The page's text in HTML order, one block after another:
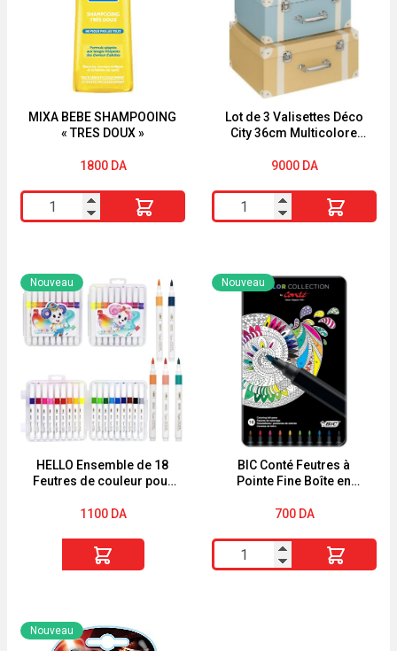
MIXA BEBE SHAMPOOING
« TRES DOUX »
1800 DA
quantité
de
BEBE
SHAMPOOING
"TRES
DOUX"
Lot de 3 Valisettes Déco
City 36cm Multicolore
9000 DA
quantité
de
de
3
Valisettes
Déco
36cm
Multicolore
Atmosphera
Kids
HELLO Ensemble de 18
Feutres de couleur pour
plastique
Nouveau
1100 DA
Ensemble
de
BIC Conté Feutres à
Pointe Fine Boîte en
Nouveau
700 DA
quantité
de
Nouveau